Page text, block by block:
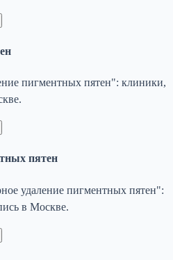
пигментных пятен": клиники,
пятен
удаление пигментных пятен":
в Москве.